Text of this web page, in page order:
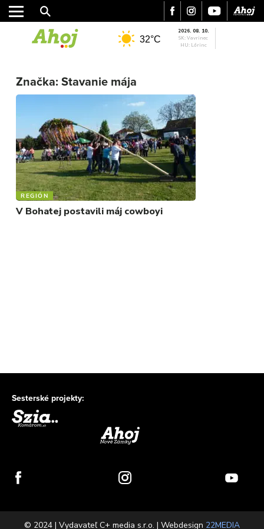
REGIÓN
ŠPORT
KULTÚRA
FOTKY
VIDEO
MIX
32°C
2026. 08. 10.
SK: Vavrinec
HU: Lőrinc
Značka: Stavanie mája
REGIÓN
V Bohatej postavili máj cowboyi
Sesterské projekty:
© 2024 | Vydavateľ C+ media s.r.o. | Webdesign 22MEDIA